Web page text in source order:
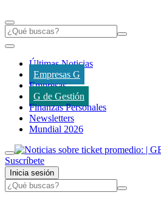
Últimas Noticias
Empresas G
Empresas
G de Gestión
Finanzas Personales
Newsletters
Mundial 2026
Suscríbete
Inicia sesión